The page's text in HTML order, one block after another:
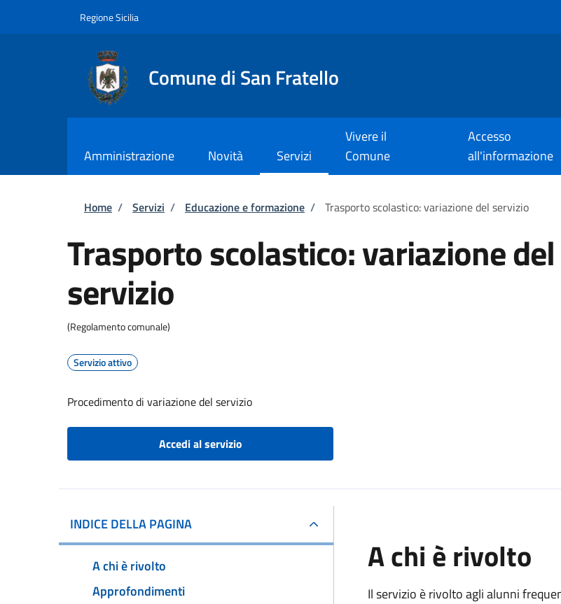
Regione Sicilia
Comune di San Fratello
Amministrazione Novità Servizi
Vivere il
Comune
Accesso
all'informazione
Briciole di pane
Home / Servizi / Educazione e formazione / Trasporto scolastico: variazione del servizio
Trasporto scolastico: variazione del
servizio
(Regolamento comunale)
Servizio attivo
Procedimento di variazione del servizio
Accedi al servizio
INDICE DELLA PAGINA
A chi è rivolto
Approfondimenti
A chi è rivolto
Il servizio è rivolto agli alunni